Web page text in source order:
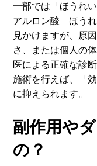
一部では「ほうれ
アルロン酸 ほう
見かけますが、原
さ、または個人の
医による正確な診
施術を行えば、「
に抑えられます。
副作用や
の？